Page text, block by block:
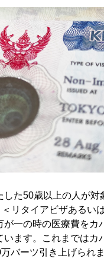
した50歳以上の人が対
リタイアビザあるい
が一の時の医療費をカ
います。これまではカ
バーツ引き上げられま